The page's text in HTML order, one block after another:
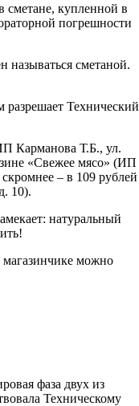
сметане, купленной в
погрешности
называться сметаной.
Технический
Карманова Т.Б., ул.
«Свежее мясо» (ИП
– в 109 рублей
10).
натуральный
магазинчике можно
фаза двух из
Техническому